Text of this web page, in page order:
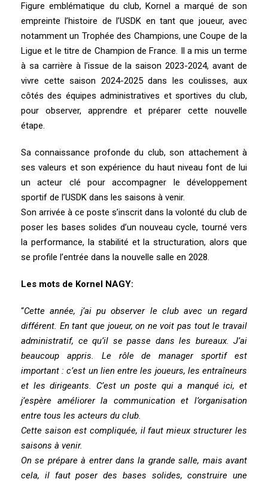
Figure emblématique du club, Kornel a marqué de son
empreinte l’histoire de l’USDK en tant que joueur, avec
notamment un Trophée des Champions, une Coupe de la
Ligue et le titre de Champion de France. Il a mis un terme
à sa carrière à l’issue de la saison 2023-2024, avant de
vivre cette saison 2024-2025 dans les coulisses, aux
côtés des équipes administratives et sportives du club,
pour observer, apprendre et préparer cette nouvelle
étape.
Sa connaissance profonde du club, son attachement à
ses valeurs et son expérience du haut niveau font de lui
un acteur clé pour accompagner le développement
sportif de l’USDK dans les saisons à venir.
Son arrivée à ce poste s’inscrit dans la volonté du club de
poser les bases solides d’un nouveau cycle, tourné vers
la performance, la stabilité et la structuration, alors que
se profile l’entrée dans la nouvelle salle en 2028.
Les mots de Kornel NAGY:
“Cette année, j’ai pu observer le club avec un regard
différent. En tant que joueur, on ne voit pas tout le travail
administratif, ce qu’il se passe dans les bureaux. J’ai
beaucoup appris. Le rôle de manager sportif est
important : c’est un lien entre les joueurs, les entraîneurs
et les dirigeants. C’est un poste qui a manqué ici, et
j’espère améliorer la communication et l’organisation
entre tous les acteurs du club.
Cette saison est compliquée, il faut mieux structurer les
saisons à venir.
On se prépare à entrer dans la grande salle, mais avant
cela, il faut poser des bases solides, construire une